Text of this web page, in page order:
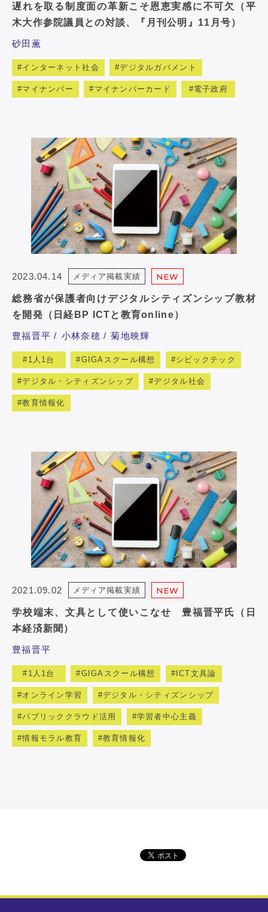
遅れを取る制度面の革新こそ恩恵実感に不可欠（平
木大作参院議員との対談、『月刊公明』11月号）
砂田薫
インターネット社会 デジタルガバメント
マイナンバー マイナンバーカード 電子政府
2023.04.14 メディア掲載実績 NEW
総務省が保護者向けデジタルシティズンシップ教材
を開発（日経BP ICTと教育online）
豊福晋平 小林奈穂 菊地映輝
1人1台 GIGAスクール構想 シビックテック
デジタル・シティズンシップ デジタル社会
教育情報化
2021.09.02 メディア掲載実績 NEW
学校端末、文具として使いこなせ 豊福晋平氏（日
本経済新聞）
豊福晋平
1人1台 GIGAスクール構想 ICT文具論
オンライン学習 デジタル・シティズンシップ
パブリッククラウド活用 学習者中心主義
情報モラル教育 教育情報化